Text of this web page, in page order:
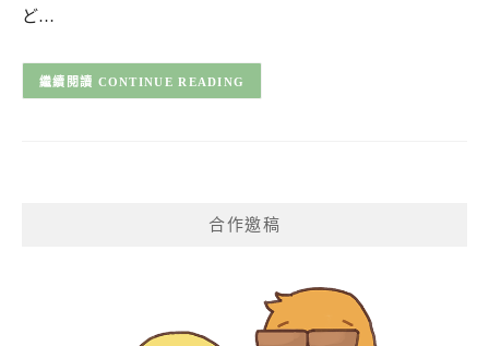
ど…
CONTINUE READING
合作邀稿